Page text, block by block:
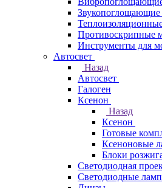
Звукопоглощающие
Противоскрипные
Инструменты для
Автосвет
Назад
Автосвет
Галоген
Ксенон
Назад
Ксенон
Готовые
Ксеноновые
Блоки
Светодиодная
Светодиодные